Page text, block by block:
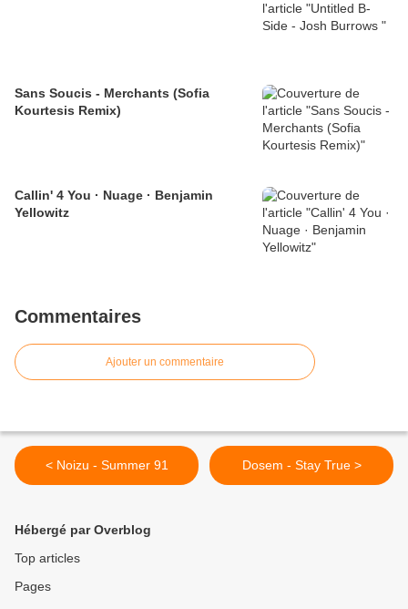
Sans Soucis - Merchants (Sofia
Kourtesis Remix)
Callin' 4 You · Nuage · Benjamin
Yellowitz
Commentaires
Ajouter un commentaire
< Noizu - Summer 91 Dosem - Stay True >
Hébergé par Overblog
Top articles
Pages